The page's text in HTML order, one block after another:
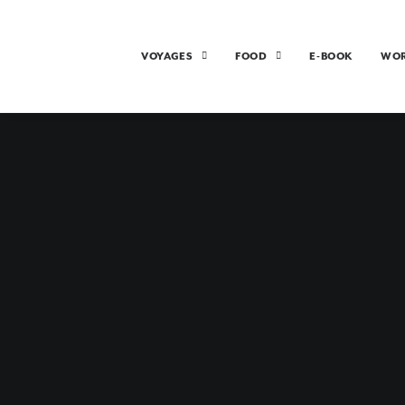
VOYAGES FOOD E-BOOK